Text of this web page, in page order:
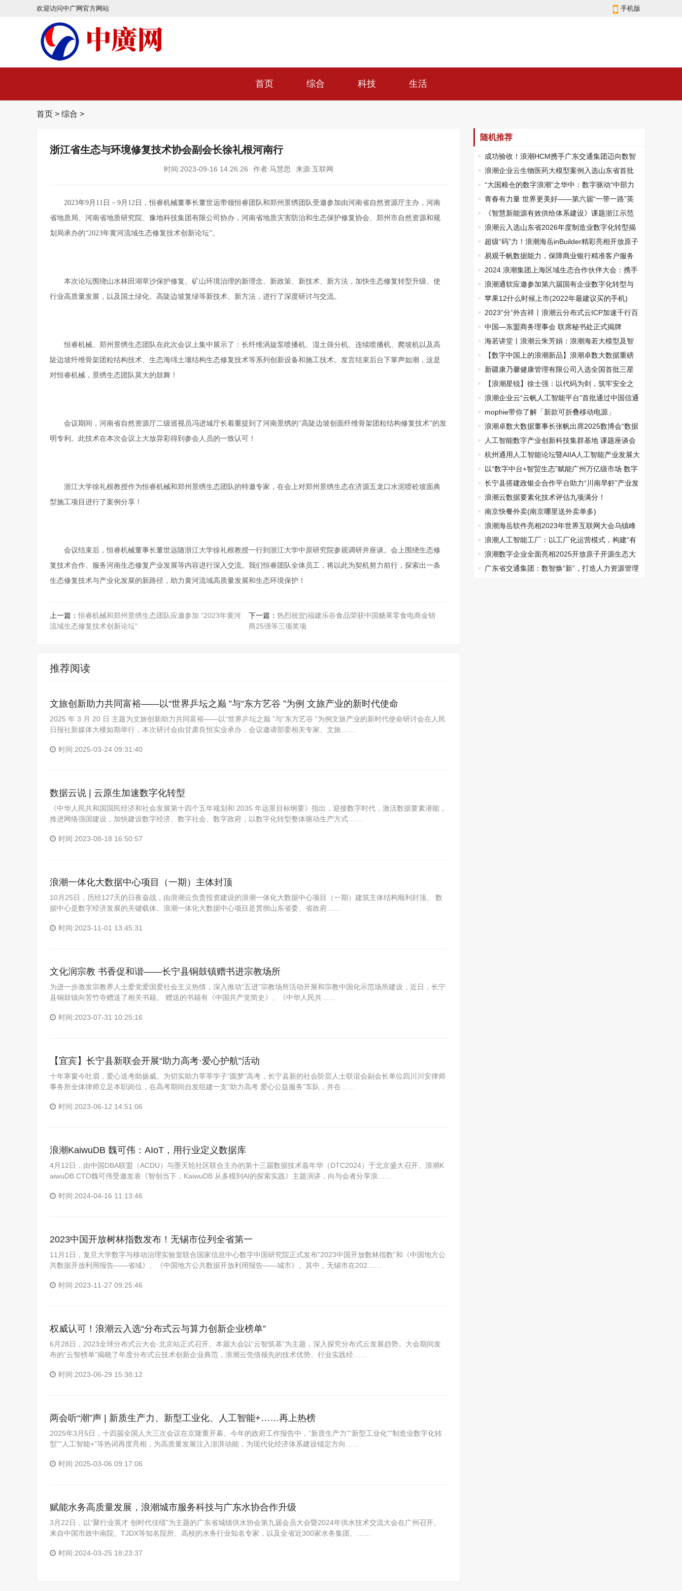
欢迎访问中广网官方网站 手机版
首页 综合 科技 生活
首页 > 综合 >
浙江省生态与环境修复技术协会副会长徐礼根河南行
时间:2023-09-16 14:26:26 作者:马慧思 来源:互联网
2023年9月11日－9月12日，恒睿机械董事长董世远带领恒睿团队和郑州景绣团队受邀参加由河南省自然资源厅主办，河南
省地质局、河南省地质研究院、豫地科技集团有限公司协办，河南省地质灾害防治和生态保护修复协会、郑州市自然资源和规
划局承办的“2023年黄河流域生态修复技术创新论坛”。
本次论坛围绕山水林田湖草沙保护修复、矿山环境治理的新理念、新政策、新技术、新方法，加快生态修复转型升级、使
行业高质量发展，以及国土绿化、高陡边坡复绿等新技术、新方法，进行了深度研讨与交流。
恒睿机械、郑州景绣生态团队在此次会议上集中展示了：长纤维涡旋泵喷播机、湿土筛分机、连续喷播机、爬坡机以及高
陡边坡纤维骨架团粒结构技术、生态海绵土壤结构生态修复技术等系列创新设备和施工技术。发言结束后台下掌声如潮，这是
对恒睿机械，景绣生态团队莫大的鼓舞！
会议期间，河南省自然资源厅二级巡视员冯进城厅长着重提到了河南景绣的“高陡边坡创面纤维骨架团粒结构修复技术”的发
明专利。此技术在本次会议上大放异彩得到参会人员的一致认可！
浙江大学徐礼根教授作为恒睿机械和郑州景绣生态团队的特邀专家，在会上对郑州景绣生态在济源五龙口水泥喷砼坡面典
型施工项目进行了案例分享！
会议结束后，恒睿机械董事长董世远随浙江大学徐礼根教授一行到浙江大学中原研究院参观调研并座谈。会上围绕生态修
复技术合作、服务河南生态修复产业发展等内容进行深入交流。我们恒睿团队全体员工，将以此为契机努力前行，探索出一条
生态修复技术与产业化发展的新路径，助力黄河流域高质量发展和生态环境保护！
上一篇：恒睿机械和郑州景绣生态团队应邀参加 “2023年黄河
流域生态修复技术创新论坛”
下一篇： 热烈祝贺|福建乐谷食品荣获中国糖果零食电商金销
商25强等三项奖项
推荐阅读
文旅创新助力共同富裕——以“世界乒坛之巅 ”与“东方艺谷 ”为例 文旅产业的新时代使命
2025 年 3 月 20 日 主题为文旅创新助力共同富裕——以“世界乒坛之巅 ”与“东方艺谷 ”为例文旅产业的新时代使命研讨会在人民
日报社新媒体大楼如期举行，本次研讨会由甘肃良恒实业承办，会议邀请部委相关专家、文旅……
时间:2025-03-24 09:31:40
数据云说 | 云原生加速数字化转型
《中华人民共和国国民经济和社会发展第十四个五年规划和 2035 年远景目标纲要》指出，迎接数字时代，激活数据要素潜能，
推进网络强国建设，加快建设数字经济、数字社会、数字政府，以数字化转型整体驱动生产方式……
时间:2023-08-18 16:50:57
浪潮一体化大数据中心项目（一期）主体封顶
10月25日，历经127天的日夜奋战，由浪潮云负责投资建设的浪潮一体化大数据中心项目（一期）建筑主体结构顺利封顶。 数
据中心是数字经济发展的关键载体。浪潮一体化大数据中心项目是贯彻山东省委、省政府……
时间:2023-11-01 13:45:31
文化润宗教 书香促和谐——长宁县铜鼓镇赠书进宗教场所
为进一步激发宗教界人士爱党爱国爱社会主义热情，深入推动“五进”宗教场所活动开展和宗教中国化示范场所建设，近日，长宁
县铜鼓镇向苦竹寺赠送了相关书籍。 赠送的书籍有《中国共产党简史》、《中华人民共……
时间:2023-07-31 10:25:16
【宜宾】长宁县新联会开展“助力高考·爱心护航”活动
十年寒窗今吐眉，爱心送考助扬威。为切实助力莘莘学子“圆梦”高考，长宁县新的社会阶层人士联谊会副会长单位四川川安律师
事务所全体律师立足本职岗位，在高考期间自发组建一支“助力高考 爱心公益服务”车队，并在……
时间:2023-06-12 14:51:06
浪潮KaiwuDB 魏可伟：AIoT，用行业定义数据库
4月12日，由中国DBA联盟（ACDU）与墨天轮社区联合主办的第十三届数据技术嘉年华（DTC2024）于北京盛大召开。浪潮K
aiwuDB CTO魏可伟受邀发表《智创当下，KaiwuDB 从多模到AI的探索实践》主题演讲，向与会者分享浪……
时间:2024-04-16 11:13:46
2023中国开放树林指数发布！无锡市位列全省第一
11月1日，复旦大学数字与移动治理实验室联合国家信息中心数字中国研究院正式发布“2023中国开放数林指数”和《中国地方公
共数据开放利用报告——省域》、《中国地方公共数据开放利用报告——城市》。其中，无锡市在202……
时间:2023-11-27 09:25:46
权威认可！浪潮云入选“分布式云与算力创新企业榜单”
6月28日，2023全球分布式云大会·北京站正式召开。本届大会以“云智筑基”为主题，深入探究分布式云发展趋势。大会期间发
布的“云智榜单”揭晓了年度分布式云技术创新企业典范，浪潮云凭借领先的技术优势、行业实践经……
时间:2023-06-29 15:38:12
两会听“潮”声 | 新质生产力、新型工业化、人工智能+……再上热榜
2025年3月5日，十四届全国人大三次会议在京隆重开幕。今年的政府工作报告中，“新质生产力”“新型工业化”“制造业数字化转
型”“人工智能+”等热词再度亮相，为高质量发展注入澎湃动能，为现代化经济体系建设锚定方向……
时间:2025-03-06 09:17:06
赋能水务高质量发展，浪潮城市服务科技与广东水协合作升级
3月22日，以“聚行业英才 创时代佳绩”为主题的广东省城镇供水协会第九届会员大会暨2024年供水技术交流大会在广州召开。
来自中国市政中南院、TJDX等知名院所、高校的水务行业知名专家，以及全省近300家水务集团、……
时间:2024-03-25 18:23:37
随机推荐
成功验收！浪潮HCM携手广东交通集团迈向数智
人力新征程
浪潮企业云生物医药大模型案例入选山东省首批
人工智能大模型“百景智能”典型应用场景
“大国粮仓的数字浪潮”之华中：数字驱动“中部力
量”，守住管好华中粮仓
青春有力量 世界更美好——第六届“一带一路”英
语演讲比赛系列活动成功举办
《智慧新能源有效供给体系建设》课题浙江示范
基地揭牌
浪潮云入选山东省2026年度制造业数字化转型揭
榜挂帅试点项目名单
超级“码”力！浪潮海岳inBuilder精彩亮相开放原子
1024程序员节
易观千帆数据能力，保障商业银行精准客户服务
水平提升
2024 浪潮集团上海区域生态合作伙伴大会：携手
共创，开启数字新征程
浪潮通软应邀参加第六届国有企业数字化转型与
发展研讨会
苹果12什么时候上市(2022年最建议买的手机)
2023“分”外吉祥丨浪潮云分布式云ICP加速千行百
业羽化创新
中国—东盟商务理事会 联席秘书处正式揭牌
海若讲堂丨浪潮云朱芳娟：浪潮海若大模型及智
能体【数字中国上的浪潮新品】浪潮卓数大数据重磅
发布两大产品
新疆康乃馨健康管理有限公司入选全国首批三星
级巾帼家政服务机构
【浪潮星锐】徐士强：以代码为剑，筑牢安全之
盾浪潮企业云“云帆人工智能平台”首批通过中国信通
院测评
mophie带你了解「新款可折叠移动电源」
浪潮卓数大数据董事长张帆出席2025数博会“数据
安全治理与发展”交流活动
人工智能数字产业创新科技集群基地 课题座谈会
在京顺利召开
杭州通用人工智能论坛暨AIIA人工智能产业发展大
会将于5月30日启幕
以“数字中台+智贸生态”赋能广州万亿级市场 数字
化转型升级
长宁县搭建政银企合作平台助力“川南早虾”产业发
展浪潮云数据要素化技术评估九项满分！
南京快餐外卖(南京哪里送外卖单多)
浪潮海岳软件亮相2023年世界互联网大会乌镇峰
会，发布多个硬核产品
浪潮人工智能工厂：以工厂化运营模式，构建“有
云处皆智能”的数字世界
浪潮数字企业全面亮相2025开放原子开源生态大
会 广东省交通集团：数智焕“新”，打造人力资源管理